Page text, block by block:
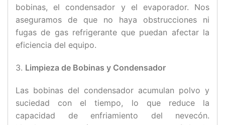
bobinas, el condensador y el evaporador. Nos
aseguramos de que no haya obstrucciones ni
fugas de gas refrigerante que puedan afectar la
eficiencia del equipo.
3. Limpieza de Bobinas y Condensador
Las bobinas del condensador acumulan polvo y
suciedad con el tiempo, lo que reduce la
capacidad de enfriamiento del nevecón.